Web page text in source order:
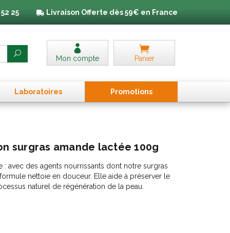
25 Livraison Offerte dès 59€ en France
Mon compte Panier
Laboratoires Promotions
surgras amande lactée 100g
: avec des agents nourrissants dont notre surgras
nettoie en douceur. Elle aide à préserver le
naturel de régénération de la peau.